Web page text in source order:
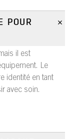
POUR
il est
Le
identité en tant
avec soin.